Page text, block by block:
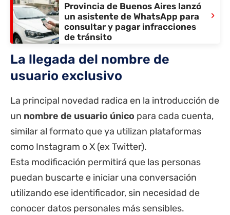
Provincia de Buenos Aires lanzó
un asistente de WhatsApp para
consultar y pagar infracciones
de tránsito
›
La llegada del nombre de
usuario exclusivo
La principal novedad radica en la introducción de
un nombre de usuario único para cada cuenta,
similar al formato que ya utilizan plataformas
como Instagram o X (ex Twitter).
Esta modificación permitirá que las personas
puedan buscarte e iniciar una conversación
utilizando ese identificador, sin necesidad de
conocer datos personales más sensibles.